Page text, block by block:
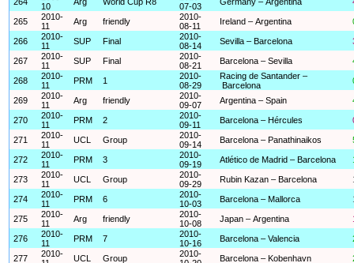
10
07-03
265
2010-
11
Arg friendly
2010-
08-11
Ireland – Argentina
266
2010-
11
SUP Final
2010-
08-14
Sevilla – Barcelona
267
2010-
11
SUP Final
2010-
08-21
Barcelona – Sevilla
268
2010-
11
PRM 1
2010-
08-29
Racing de Santander –
Barcelona
269
2010-
11
Arg friendly
2010-
09-07
Argentina – Spain
270
2010-
11
PRM 2
2010-
09-11
Barcelona – Hércules
271
2010-
11
UCL Group
2010-
09-14
Barcelona – Panathinaikos
272
2010-
11
PRM 3
2010-
09-19
Atlético de Madrid – Barcelona
273
2010-
11
UCL Group
2010-
09-29
Rubin Kazan – Barcelona
274
2010-
11
PRM 6
2010-
10-03
Barcelona – Mallorca
275
2010-
11
Arg friendly
2010-
10-08
Japan – Argentina
276
2010-
11
PRM 7
2010-
10-16
Barcelona – Valencia
277
2010-
UCL Group
2010-
Barcelona – Kobenhavn